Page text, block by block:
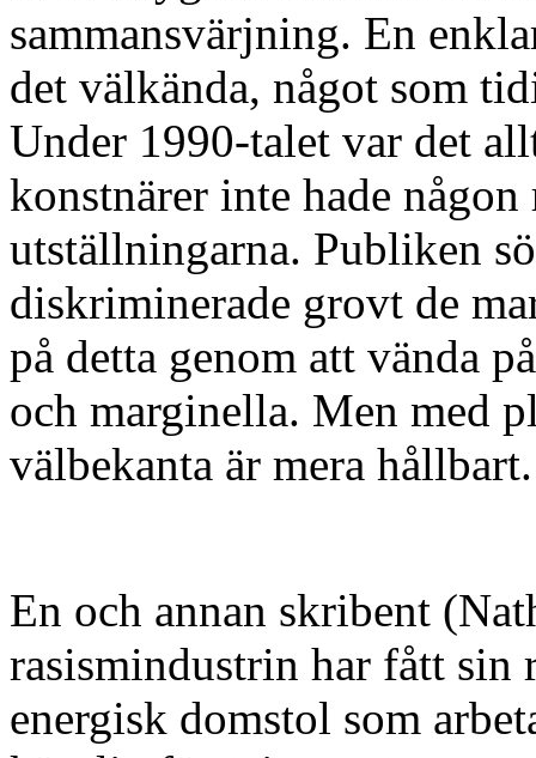
sammansvärjning. En
det välkända, något som
Under 1990-talet var det
konstnärer inte hade någon
utställningarna. Publiken
diskriminerade grovt de
på detta genom att vända
och marginella. Men med
välbekanta är mera hållbart.
En och annan skribent
rasismindustrin har fått
energisk domstol som